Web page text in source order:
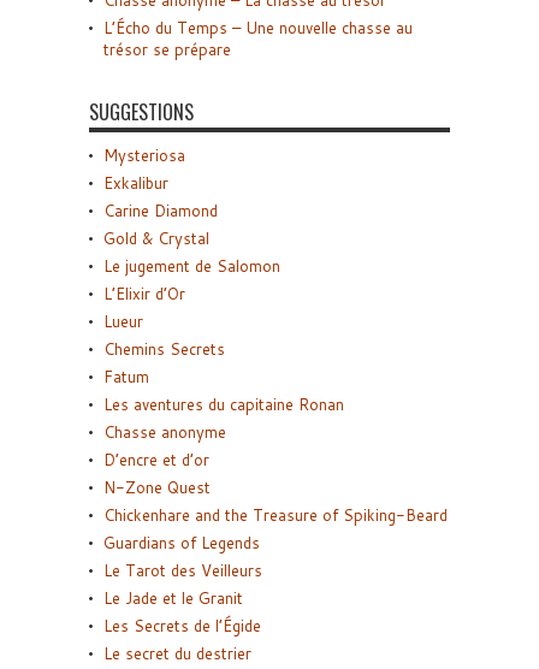
L’Écho du Temps – Une nouvelle chasse au
trésor se prépare
SUGGESTIONS
Mysteriosa
Exkalibur
Carine Diamond
Gold & Crystal
Le jugement de Salomon
L’Elixir d’Or
Lueur
Chemins Secrets
Fatum
Les aventures du capitaine Ronan
Chasse anonyme
D’encre et d’or
N-Zone Quest
Chickenhare and the Treasure of Spiking-Beard
Guardians of Legends
Le Tarot des Veilleurs
Le Jade et le Granit
Les Secrets de l’Égide
Le secret du destrier